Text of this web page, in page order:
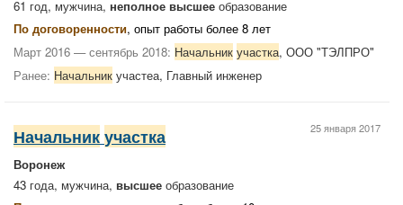
61 год, мужчина, неполное высшее образование
По договоренности, опыт работы более 8 лет
Март 2016 — сентябрь 2018: Начальник участка, ООО "ТЭЛПРО"
Ранее: Начальник участеа, Главный инженер
25 января 2017
Начальник участка
Воронеж
43 года, мужчина, высшее образование